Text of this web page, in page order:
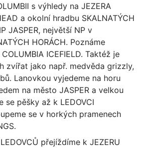
s výhledy na JEZERA
a okolní hradbu SKALNATÝCH
JASPER, největší NP v
HORÁCH. Poznáme
ICEFIELD. Taktéž je
zvířat jako např. medvěda grizzly,
Lanovkou vyjedeme na horu
na město JASPER a velkou
se pěšky až k LEDOVCI
se v horkých pramenech
přejíždíme k JEZERU